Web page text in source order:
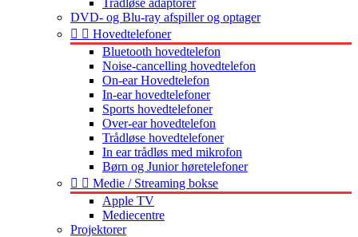
Trådløse adaptorer
DVD- og Blu-ray afspiller og optager
  Hovedtelefoner
Bluetooth hovedtelefon
Noise-cancelling hovedtelefon
On-ear Hovedtelefon
In-ear hovedtelefoner
Sports hovedtelefoner
Over-ear hovedtelefon
Trådløse hovedtelefoner
In ear trådløs med mikrofon
Børn og Junior høretelefoner
  Medie / Streaming bokse
Apple TV
Mediecentre
Projektorer